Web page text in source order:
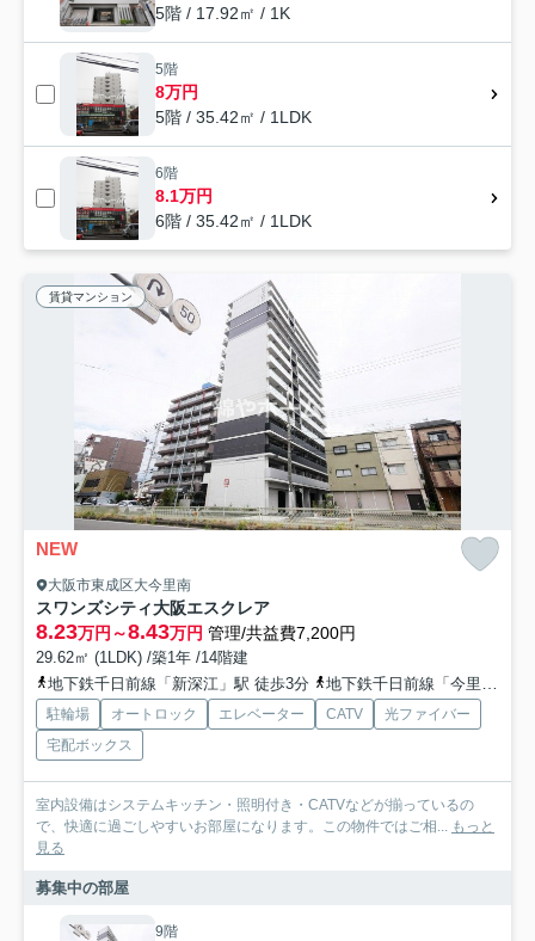
5階 / 17.92㎡ / 1K
5階
8万円
5階 / 35.42㎡ / 1LDK
6階
8.1万円
6階 / 35.42㎡ / 1LDK
賃貸マンション
NEW
大阪市東成区大今里南
スワンズシティ大阪エスクレア
8.23万円～8.43万円 管理/共益費7,200円
29.62㎡ (1LDK) /築1年 /14階建
地下鉄千日前線「新深江」駅 徒歩3分
地下鉄千日前線「今里」駅 徒歩7分
駐輪場 オートロック エレベーター CATV
光ファイバー
宅配ボックス
室内設備はシステムキッチン・照明付き・CATVなどが揃っているの
で、快適に過ごしやすいお部屋になります。この物件ではご相... もっと
見る
募集中の部屋
9階